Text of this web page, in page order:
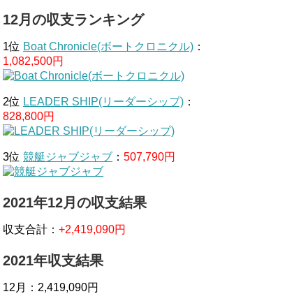
12月の収支ランキング
1位 Boat Chronicle(ボートクロニクル) ：
1,082,500円
2位 LEADER SHIP(リーダーシップ) ：
828,800円
3位 競艇ジャブジャブ ： 507,790円
2021年12月の収支結果
収支合計： +2,419,090円
2021年収支結果
12月：2,419,090円